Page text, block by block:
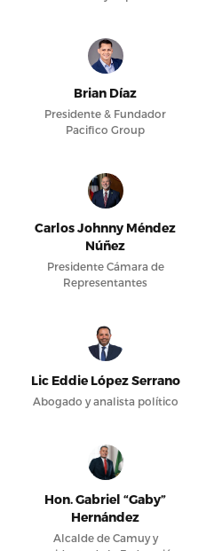
Brian Díaz
Presidente & Fundador
Pacifico Group
Carlos Johnny Méndez
Núñez
Presidente Cámara de
Representantes
Lic Eddie López Serrano
Abogado y analista político
Hon. Gabriel “Gaby”
Hernández
Alcalde de Camuy y